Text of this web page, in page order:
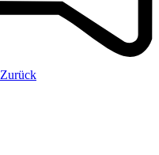
Zurück